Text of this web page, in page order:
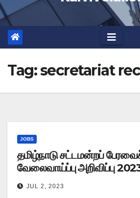
Tag:secretariat
JOBS
தமிழ்நாடு சட்டமன்றப்
வேலைவாய்ப்பு அறிவிப்பு
JUL 2, 2023